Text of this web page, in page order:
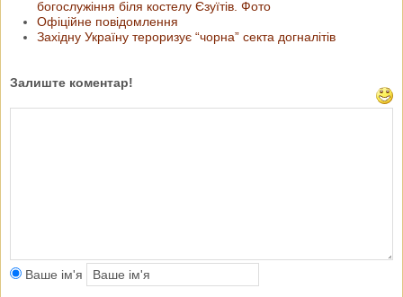
богослужіння біля костелу Єзуїтів. Фото
Офіційне повідомлення
Західну Україну тероризує “чорна” секта догналітів
Залиште коментар!
Ваше ім'я